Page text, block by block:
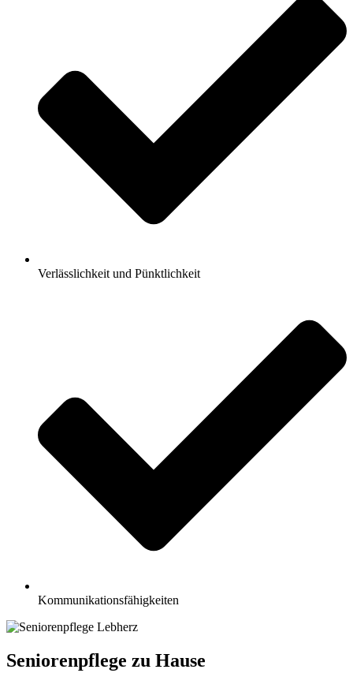
Verlässlichkeit und Pünktlichkeit
Kommunikationsfähigkeiten
Seniorenpflege zu Hause